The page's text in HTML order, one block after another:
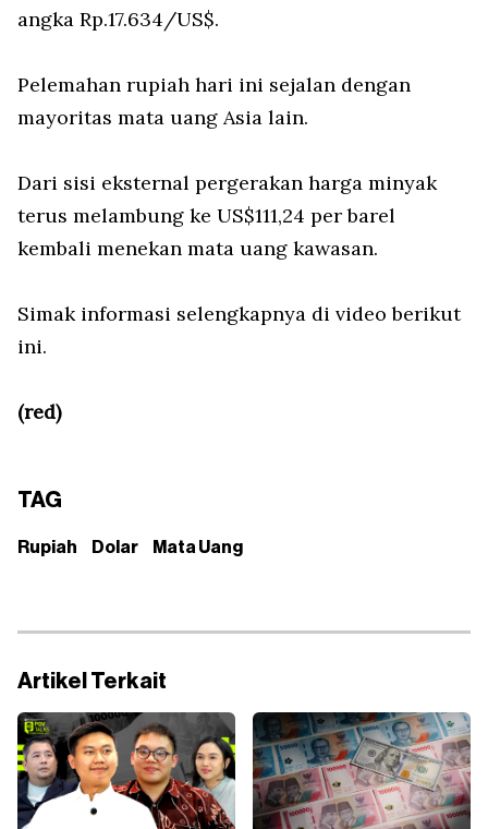
angka Rp.17.634/US$.
Pelemahan rupiah hari ini sejalan dengan
mayoritas mata uang Asia lain.
Dari sisi eksternal pergerakan harga minyak
terus melambung ke US$111,24 per barel
kembali menekan mata uang kawasan.
Simak informasi selengkapnya di video berikut
ini.
(red)
TAG
Rupiah Dolar Mata Uang
Artikel Terkait